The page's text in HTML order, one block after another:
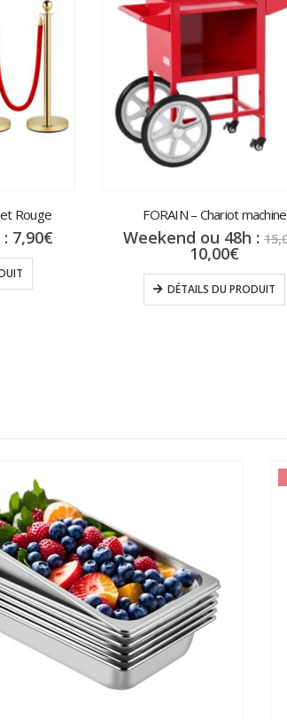
Rouge
7,90€
FORAIN – Chariot machine
Weekend ou 48h :
10,00€Le
prix
actuel
est :
DÉTAILS DU PRODUIT